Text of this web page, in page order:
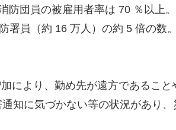
団員の被雇用者率は 70 ％以上。
署員（約 16 万人）の約 5 倍の数
により、勤め先が遠方であるこ
知に気づかない等の状況があり